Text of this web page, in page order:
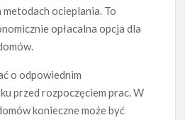
ocieplania. To
opłacalna opcja dla
o odpowiednim
przed rozpoczęciem prac. W
konieczne może być